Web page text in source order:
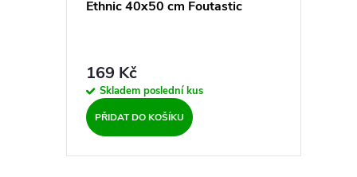
ů
Ethnic 40x50 cm Foutastic
169 Kč
Skladem poslední kus
PŘIDAT DO KOŠÍKU